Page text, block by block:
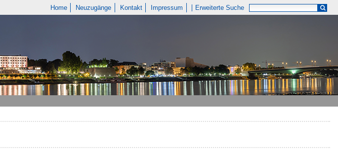
Home Neuzugänge Kontakt Impressum Erweiterte Suche